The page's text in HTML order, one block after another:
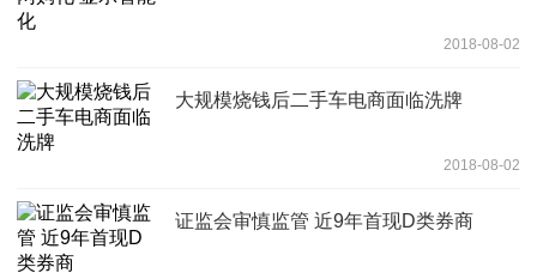
2018-08-02
大规模烧钱后二手车电商面临洗牌
2018-08-02
证监会审慎监管 近9年首现D类券商